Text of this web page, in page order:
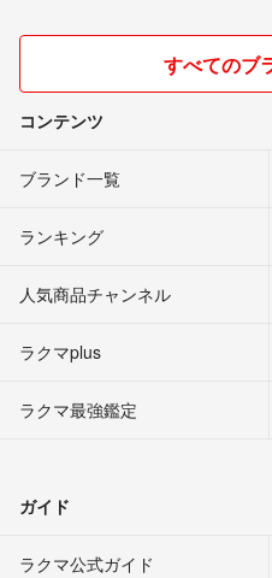
すべてのブ
コンテンツ
ブランド一覧
ランキング
人気商品チャンネル
ラクマplus
ラクマ最強鑑定
ガイド
ラクマ公式ガイド